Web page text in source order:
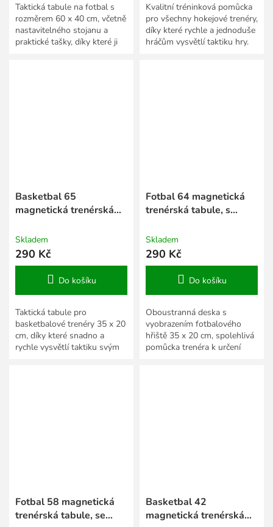
Taktická tabule na fotbal s
rozměrem 60 x 40 cm, včetně
nastavitelného stojanu a
praktické tašky, díky které ji
Kvalitní tréninková pomůcka
pro všechny hokejové trenéry,
díky které rychle a jednoduše
hráčům vysvětlí taktiku hry.
Basketbal 65
magnetická trenérská
Skladem
290 Kč
Do košíku
Taktická tabule pro
basketbalové trenéry 35 x 20
cm, díky které snadno a
rychle vysvětlí taktiku svým
Fotbal 64 magnetická
trenérská tabule, s
Skladem
290 Kč
Do košíku
Oboustranná deska s
vyobrazením fotbalového
hřiště 35 x 20 cm, spolehlivá
pomůcka trenéra k určení
Fotbal 58 magnetická
trenérská tabule, se
Basketbal 42
magnetická trenérská